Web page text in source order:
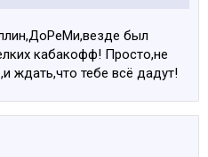
был
кабакофф! Просто,не
ждать,что тебе всё дадут!